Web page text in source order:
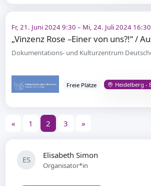
Fr, 21. Juni 2024 9:30 – Mi, 24. Juli 2024 16:30
„Vinzenz Rose –Einer von uns?!“ /
Dokumentations- und Kulturzentrum
Freie Plätze Heidelberg -
« 1 2 3 »
ES Elisabeth Simon
Organisator*in